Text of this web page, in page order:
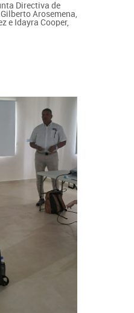
Directiva de
Arosemena,
e Idayra Cooper,